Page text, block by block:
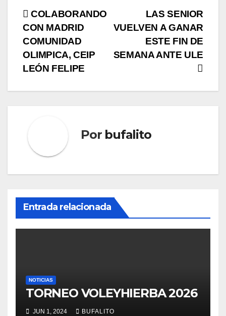
Navegación
de
entradas
LAS SENIOR
VUELVEN A GANAR
ESTE FIN DE
SEMANA ANTE ULE
COLABORANDO
CON MADRID
COMUNIDAD
OLIMPICA, CEIP
LEÓN FELIPE
Por bufalito
Entrada relacionada
NOTICIAS
TORNEO VOLEYHIERBA 2026
JUN 1, 2024 BUFALITO